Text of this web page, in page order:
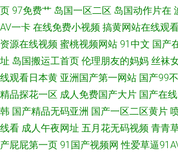
页 97免费艹 岛国一区二区 岛国动作片在
AV一卡 在线免费小视频 搞黄网站在线观
资源在线视频 蜜桃视频网站 91中文 国产
址 岛国搬运工首页 伦理朋友的妈妈 丝袜
线观看日本黄 亚洲国产第一网站 国产99
精品探花一区 成人免费国产大片 国产在
韩 国产精品无码亚洲 国产一区二区黄片
线看 成人午夜网址 五月花无码视频 青青
产屁屁第一页 91国产视频网 性爱草逼